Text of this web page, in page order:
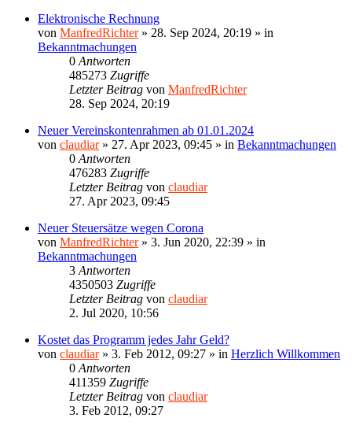
Elektronische Rechnung
von ManfredRichter» 28. Sep 2024, 20:19 » in
Bekanntmachungen
0 Antworten
485273 Zugriffe
Letzter Beitrag von ManfredRichter
28. Sep 2024, 20:19
Neuer Vereinskontenrahmen ab 01.01.2024
von claudiar» 27. Apr 2023, 09:45 » in Bekanntmachungen
0 Antworten
476283 Zugriffe
Letzter Beitrag von claudiar
27. Apr 2023, 09:45
Neuer Steuersätze wegen Corona
von ManfredRichter» 3. Jun 2020, 22:39 » in
Bekanntmachungen
3 Antworten
4350503 Zugriffe
Letzter Beitrag von claudiar
2. Jul 2020, 10:56
Kostet das Programm jedes Jahr Geld?
von claudiar» 3. Feb 2012, 09:27 » in Herzlich Willkommen
0 Antworten
411359 Zugriffe
Letzter Beitrag von claudiar
3. Feb 2012, 09:27